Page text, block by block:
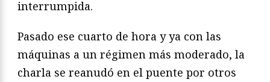
interrumpida.
Pasado ese cuarto de hora y ya con las
máquinas a un régimen más moderado, la
charla se reanudó en el puente por otros